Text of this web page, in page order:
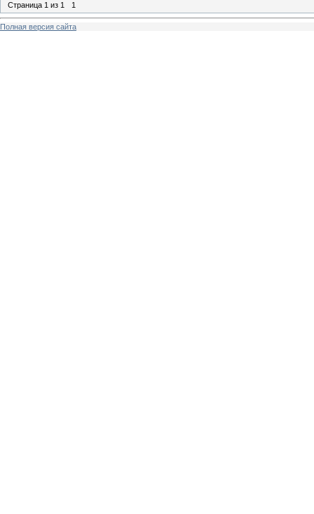
Страница 1 из 1 1
Полная версия сайта